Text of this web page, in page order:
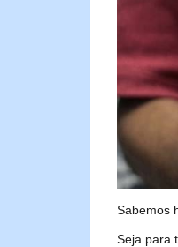
Sabemos
Seja para